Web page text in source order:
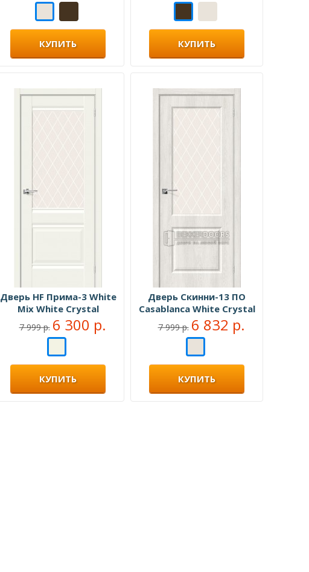
КУПИТЬ КУПИТЬ
Дверь HF Прима-3 White
Mix White Сrystal
7 999 р. 6 300 р.
КУПИТЬ
Дверь Скинни-13 ПО
Casablanca White Сrystal
7 999 р. 6 832 р.
КУПИТЬ